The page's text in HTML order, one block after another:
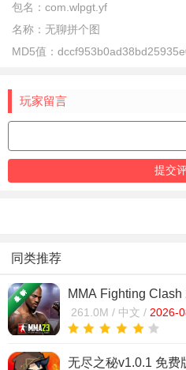
包名： com.wlpgt.yf
名称： 无聊拼个图
MD5值：
玩家留言
同类推荐
MMA Fighting
261.0M / 中文 / 2026-
无尽之秘v1.0.1 免费